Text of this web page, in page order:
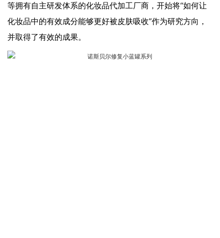
等拥有自主研发体系的化妆品代加工厂商，开始将“如何让
化妆品中的有效成分能够更好被皮肤吸收”作为研究方向，
并取得了有效的成果。